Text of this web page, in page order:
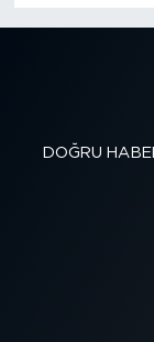
DOĞRU